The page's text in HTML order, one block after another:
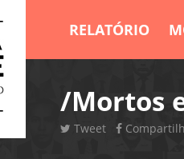
RELATÓRIO
/Mortos
Tweet